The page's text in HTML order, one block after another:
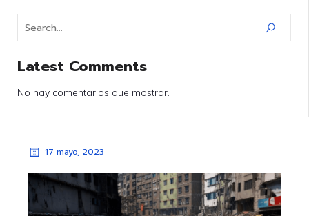
Latest Comments
No hay comentarios que mostrar.
17 mayo, 2023